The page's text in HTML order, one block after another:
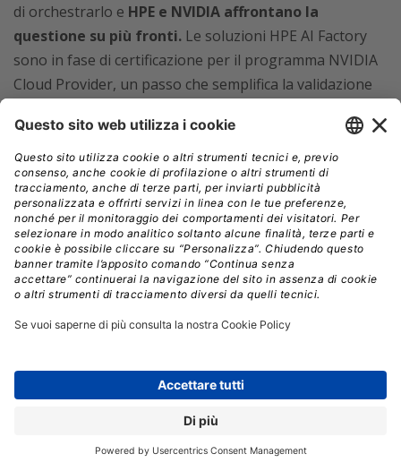
di orchestrarlo e HPE e NVIDIA affrontano la
questione su più fronti. Le soluzioni HPE AI Factory
sono in fase di certificazione per il programma NVIDIA
Cloud Provider, un passo che semplifica la validazione
burocratica nell’accesso all’ecosistema NVIDIA.
HPE ha anche introdottomodelli di multi-tenancy
per ambienti su larga scala,con supporto a VM con
GPU passthrough e namespace Kubernetes sicuri
tramiteNVIDIA Multi-Instance GPU (MIG), abilitati da
SUSE Virtualization e SUSE Rancher Prime. Inoltre, il
portfolio HPE AI Factory supporta Red Hat Enterprise
Linux e OpenShift, integrati con NVIDIA AI Enterprise
Il tassello forse più ambizioso è però l’introduzione di
nelle soluzioni HPE AI
piattaforma di orchestrazione, monitoraggio e